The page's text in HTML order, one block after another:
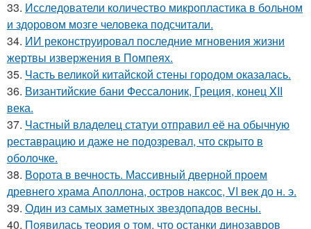
33. Исследователи количество микропластика в больном
и здоровом мозге человека подсчитали.
34. ИИ реконструировал последние мгновения жизни
жертвы извержения в Помпеях.
35. Часть великой китайской стены городом оказалась.
36. Византийские бани Фессалоник, Греция, конец XII
века.
37. Частный владелец статуи отправил её на обычную
реставрацию и даже не подозревал, что скрыто в
оболочке.
38. Ворота в вечность. Массивный дверной проем
древнего храма Аполлона, остров наксос, VI век до н. э.
39. Один из самых заметных звездопадов весны.
40. Появилась теория о том, что останки динозавров